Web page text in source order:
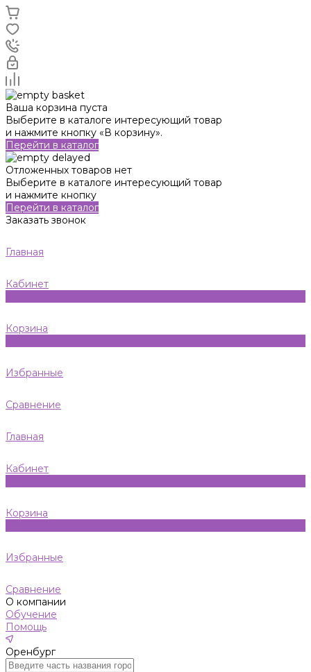
Ваша корзина пуста
Выберите в каталоге интересующий товар
и нажмите кнопку «В корзину».
Перейти в каталог
Отложенных товаров нет
Выберите в каталоге интересующий товар
и нажмите кнопку
Перейти в каталог
Заказать звонок
Главная
Кабинет
Корзина
Избранные
Сравнение
Главная
Кабинет
Корзина
Избранные
Сравнение
О компании
Обучение
Помощь
Оренбург